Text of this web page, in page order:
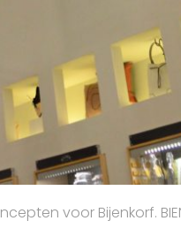
voor Bijenkorf.